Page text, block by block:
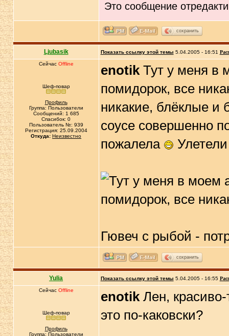
Это сообщение
сохранить
Ljubasik Показать ссылку этой темы 5.04.2005 - 16:51
Сейчас Offline
Шеф-повар
Профиль
Группа: Пользователи
Сообщений: 1 685
Спасибок: 0
Пользователь №: 939
Регистрация: 25.09.2004
Откуда: Неизвестно
enotikТут у меня в
помидорок, все
никакие, блёклые и
соусе совершенно
пожалела
Гювеч с рыбой -
сохранить
Yulia Показать ссылку этой темы 5.04.2005 - 16:55
Сейчас Offline
Шеф-повар
Профиль
Группа: Пользователи
enotikЛен, красиво-
это по-каковски?